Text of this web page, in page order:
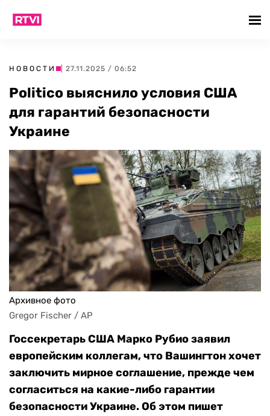
НОВОСТИ | 27.11.2025 / 06:52
Politico выяснило условия США
для гарантий безопасности
Украине
Архивное фото
Gregor Fischer / AP
Госсекретарь США Марко Рубио заявил
европейским коллегам, что Вашингтон хочет
заключить мирное соглашение, прежде чем
согласиться на какие-либо гарантии
безопасности Украине. Об этом пишет